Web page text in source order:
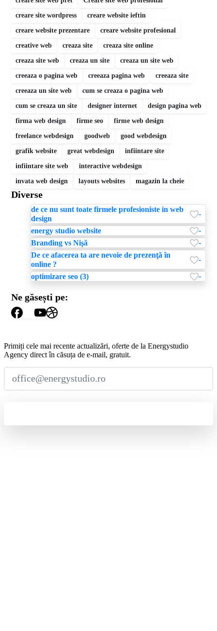
creare site wordpress creare website ieftin
creare website prezentare creare website profesional
creative web creaza site creaza site online
creaza site web creaza un site creaza un site web
creeaza o pagina web creeaza pagina web creeaza site
creeaza un site web cum se creaza o pagina web
cum se creaza un site designer internet design pagina web
firma web design firme seo firme web design
freelance webdesign goodweb good webdesign
grafik website great webdesign infiintare site
infiintare site web interactive webdesign
invata web design layouts websites magazin la cheie
Diverse
de ce nu sunt toate firmele profesioniste in web
design
-
energy studio website
-
Branding vs Nişă
-
De ce afacerea ta are nevoie de prezenţă în
online ?
-
optimizare seo (3) -
Ne găsești pe:
Primiți cele mai recente actualizări, oferte de la Energystudio
Agency direct în căsuța de e-mail, gratuit.